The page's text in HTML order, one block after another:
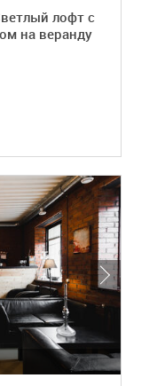
лофт с
на веранду